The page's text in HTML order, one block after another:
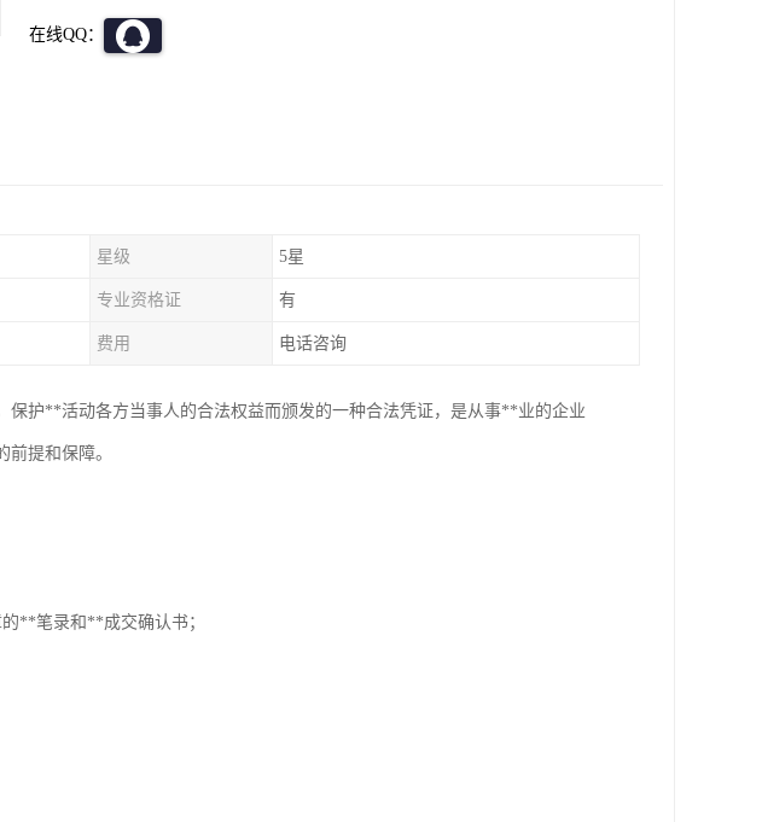
在线QQ：
星级 5星
专业资格证 有
费用 电话咨询
护**活动各方当事人的合法权益而颁发的一种合法凭证，是从事**业的企业
提和保障。
**笔录和**成交确认书；